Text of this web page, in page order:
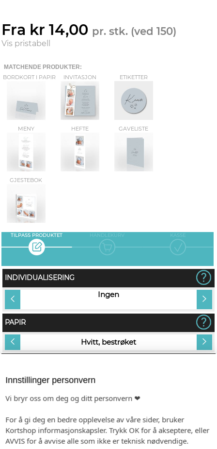
Fra kr 14,00 pr. stk. (ved 150)
Vis pristabell
MATCHENDE PRODUKTER:
BORDKORT I PAPIR
INVITASJON ETIKETTER
MENY HEFTE GAVELISTE
GJESTEBOK
TILPASS PRODUKTET HANDLEKURV KASSE
INDIVIDUALISERING
på Ingen
PAPIR
Hvitt, bestrøket
Innstillinger personvern
Vi bryr oss om deg og ditt personvern ❤
For å gi deg en bedre opplevelse av våre sider, bruker
Kortshop informasjonskapsler. Trykk OK for å akseptere, eller
AVVIS for å avvise alle som ikke er teknisk nødvendige.